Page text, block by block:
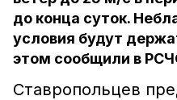
до конца суток.
условия будут
этом сообщили в
Ставропольцев